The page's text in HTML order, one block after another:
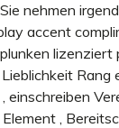
nehmen
accent
lizenziert
Rang
einschreiben
,